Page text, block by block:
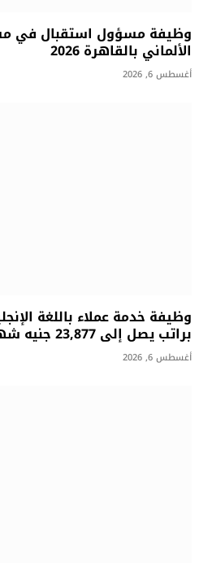
وظيفة مسؤول استقبال في
الألماني بالقاهرة 2026
أغسطس 6, 2026
وظيفة خدمة عملاء باللغة
براتب يصل إلى 23,877 جنيه شهريًا
أغسطس 6, 2026